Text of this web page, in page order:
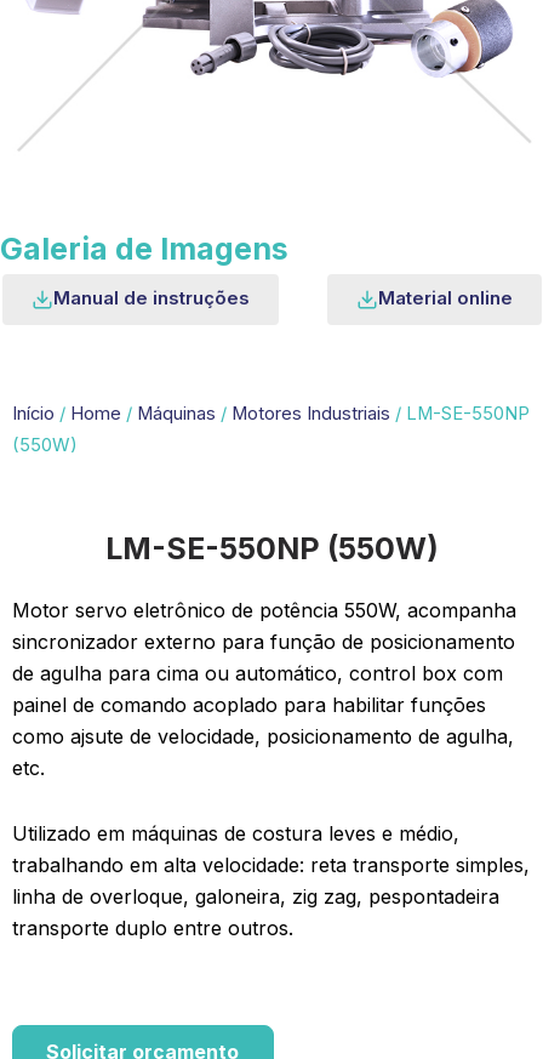
Galeria de Imagens
Manual de instruções Material online
Início / Home / Máquinas / Motores Industriais / LM-SE-550NP
(550W)
LM-SE-550NP (550W)
Motor servo eletrônico de potência 550W, acompanha
sincronizador externo para função de posicionamento
de agulha para cima ou automático, control box com
painel de comando acoplado para habilitar funções
como ajsute de velocidade, posicionamento de agulha,
etc.
Utilizado em máquinas de costura leves e médio,
trabalhando em alta velocidade: reta transporte simples,
linha de overloque, galoneira, zig zag, pespontadeira
transporte duplo entre outros.
Solicitar orçamento